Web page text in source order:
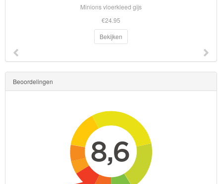
Turtles
Transformers
Minions vloerkleed gijs
€24.95
Bekijken
Beoordelingen